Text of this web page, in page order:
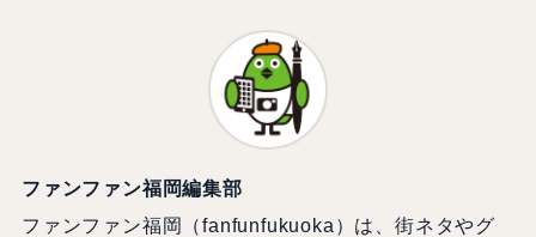
ファンファン福岡編集部
ファンファン福岡（fanfunfukuoka）は、街ネタやグ